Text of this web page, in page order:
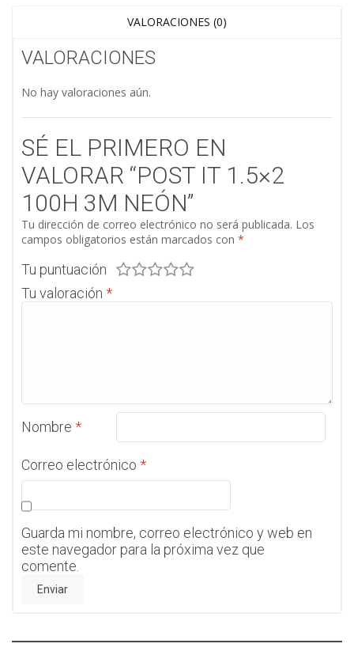
VALORACIONES (0)
VALORACIONES
No hay valoraciones aún.
SÉ EL PRIMERO EN
VALORAR “POST IT 1.5×2
100H 3M NEÓN”
Tu dirección de correo electrónico no será publicada. Los
campos obligatorios están marcados con *
Tu puntuación
Tu valoración *
Nombre *
Correo electrónico *
Guarda mi nombre, correo electrónico y web en
este navegador para la próxima vez que
comente.